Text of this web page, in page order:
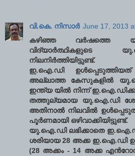
വി.കെ. നിസാര്‍ June 17, 2013
കഴിഞ്ഞ വര്‍ഷത്തെ
വിദ്യാര്‍ത്ഥികളുടെ
നിലനിര്‍ത്തിയിട്ടുണ്ട്.
ഇ.ഐ.ഡി
അല്ലാത്ത കേസുകളില്‍
ഇന്ത്യ യില്‍ നിന്ന് ഇ.ഐ.ഡിക്ക്
തത്തുല്യമായ യു.ഐ.ഡി
അതിനാല്‍ നിലവില്‍
പൂര്‍ണമായി ഒഴിവാക്കിയിട്ടുണ്ട്.
യു.ഐ.ഡി ലഭിക്കാതെ
ശരിയായ 28 അക്ക ഇ.ഐ.ഡി
(28 അക്കം - 14 അക്ക